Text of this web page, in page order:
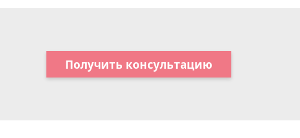
Получить консультацию